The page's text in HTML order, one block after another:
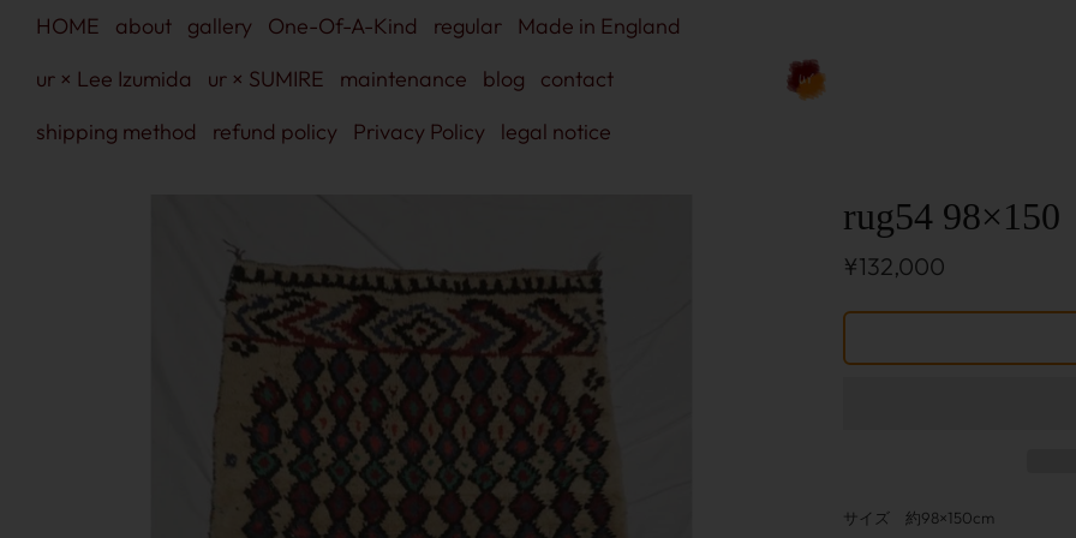
HOME about gallery One-Of-A-Kind regular
Made in England
ur × Lee Izumida
ur × SUMIRE maintenance blog
contact
shipping method
refund policy Privacy Policy legal notice
rug54 98×150
¥132,000
サイズ 約98×150cm